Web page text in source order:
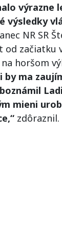
výrazne
výsledky
NR SR
od začiatku
horšom
by ma
mieni
zdôraznil.